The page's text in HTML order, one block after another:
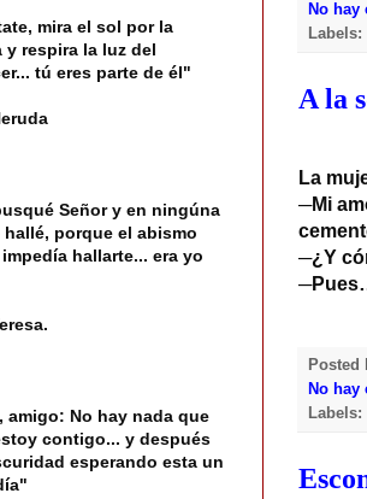
No
Labels:
A la
La
─Mi
─¿Y
No
Labels:
mira el sol por la
y respira la luz del
tú eres parte de él"
Señor y en ningúna
hallé, porque el abismo
hallarte... era yo
amigo: No hay nada que
contigo... y después
esperando esta un